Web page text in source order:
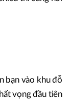
bạn vào khu đỗ
vọng đầu tiên